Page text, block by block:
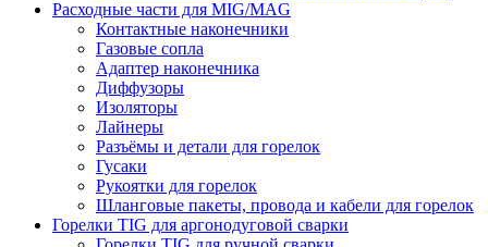
Расходные части для MIG/MAG
Контактные наконечники
Газовые сопла
Адаптер наконечника
Диффузоры
Изоляторы
Лайнеры
Разъёмы и детали для горелок
Гусаки
Рукоятки для горелок
Шланговые пакеты, провода и кабели для горелок
Горелки TIG для аргонодуговой сварки